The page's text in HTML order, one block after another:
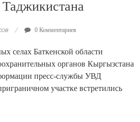
0 Комментариев
селах Баткенской области
органов Кыргызстана
пресс-службы УВД
участке встретились